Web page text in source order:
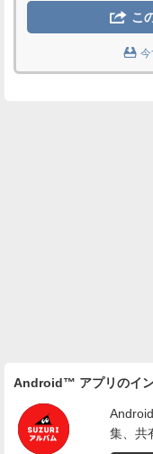
 こ

Android™ アプリのイ
集、共